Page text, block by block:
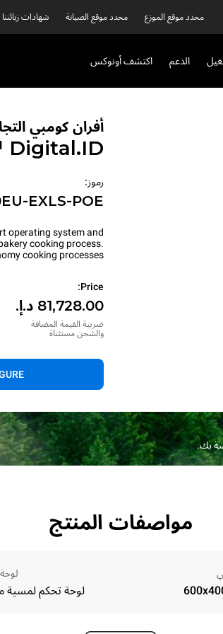
محدد موقع الموزع محدد موقع الصيانة شهادات زبائننا
الدعم اكتشف أونوكس
أفران كومبي
Digital.ID™
رموز:
EXLS-POE
operating system and
cooking process.
cooking processes.
Price:
ضريبة القيمة المضافة
والشحن مستثناة
بك.
مواصفات المنتج
لوحة
لوحة تحكم لمسية مقاس